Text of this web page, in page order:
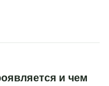
и чем